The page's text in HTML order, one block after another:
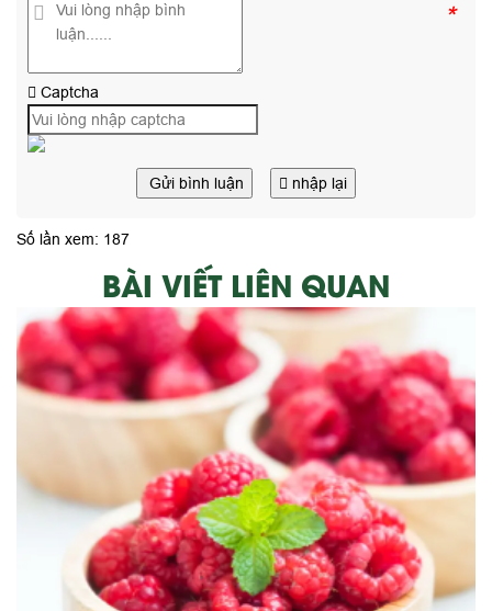
*
Captcha
Gửi bình luận nhập lại
Số lần xem: 187
BÀI VIẾT LIÊN QUAN